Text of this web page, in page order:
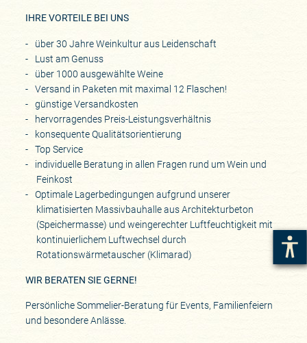
IHRE VORTEILE BEI UNS
über 30 Jahre Weinkultur aus Leidenschaft
Lust am Genuss
über 1000 ausgewählte Weine
Versand in Paketen mit maximal 12 Flaschen!
günstige Versandkosten
hervorragendes Preis-Leistungsverhältnis
konsequente Qualitätsorientierung
Top Service
individuelle Beratung in allen Fragen rund um Wein und
Feinkost
Optimale Lagerbedingungen aufgrund unserer
klimatisierten Massivbauhalle aus Architekturbeton
(Speichermasse) und weingerechter Luftfeuchtigkeit mit
kontinuierlichem Luftwechsel durch
Rotationswärmetauscher (Klimarad)
WIR BERATEN SIE GERNE!
Persönliche Sommelier-Beratung für Events, Familienfeiern
und besondere Anlässe.